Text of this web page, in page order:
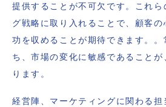
提供することが不可欠です。これ
グ戦略に取り入れることで、顧客
功を収めることが期待できます。
ち、市場の変化に敏感であること
ります。
経営陣、マーケティングに関わる担